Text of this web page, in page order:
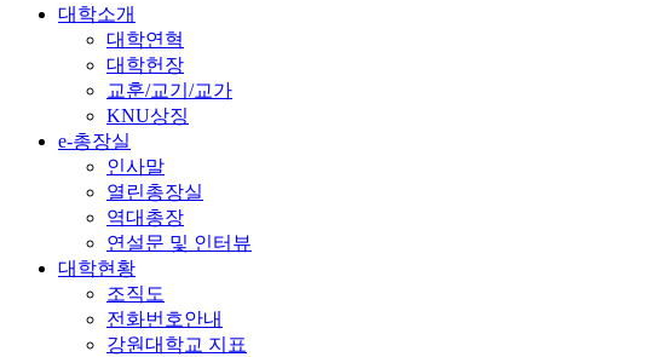
대학소개
대학연혁
대학헌장
교훈/교기/교가
KNU상징
e-총장실
인사말
열린총장실
역대총장
연설문 및 인터뷰
대학현황
조직도
전화번호안내
강원대학교 지표